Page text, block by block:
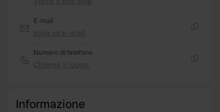
E-mail
Numero di telefono
Informazione